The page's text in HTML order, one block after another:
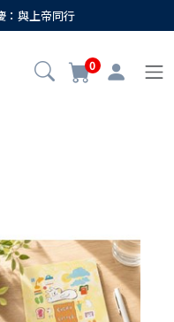
：與上帝同行
0